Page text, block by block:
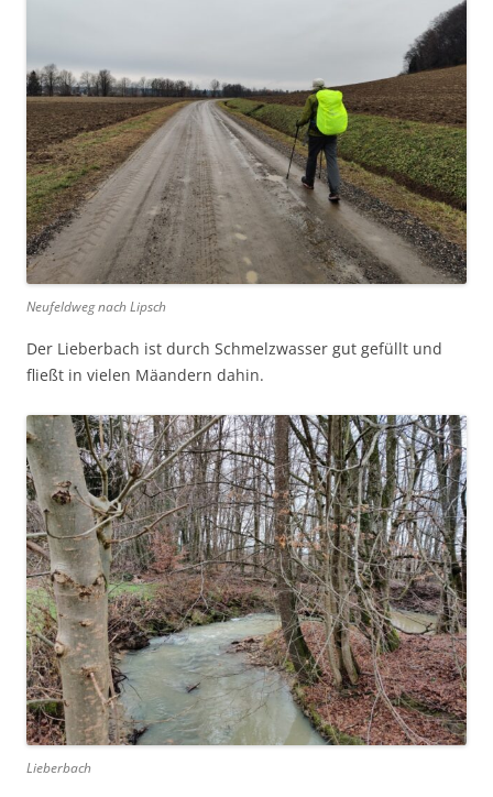
Neufeldweg nach Lipsch
Der Lieberbach ist durch Schmelzwasser gut gefüllt und
fließt in vielen Mäandern dahin.
Lieberbach